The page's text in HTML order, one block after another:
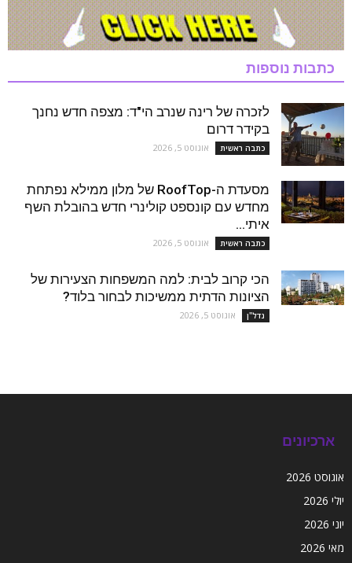
כתבות נוספות
לזכרה של רינה שנרב הי"ד: מצפה חדש נחנך
בקידר דרום
כתבה ראשית אוגוסט 5, 2026
מסעדת ה-RoofTop של מלון ממילא נפתחת
מחדש עם קונספט קולינרי חדש בהובלת השף
איתי...
כתבה ראשית אוגוסט 5, 2026
הכי קרוב לבית: למה המשפחות הצעירות של
הציונות הדתית ממשיכות לבחור בלוד?
נדל''ן אוגוסט 5, 2026
ארכיונים
אוגוסט 2026
יולי 2026
יוני 2026
מאי 2026